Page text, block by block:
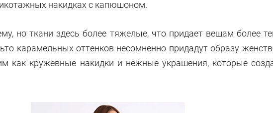
накидках с капюшоном.
но ткани здесь более тяжелые, что придает вещам более
карамельных оттенков несомненно придадут образу
как кружевные накидки и нежные украшения, которые